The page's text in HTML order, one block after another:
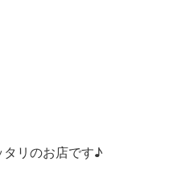
リのお店です♪